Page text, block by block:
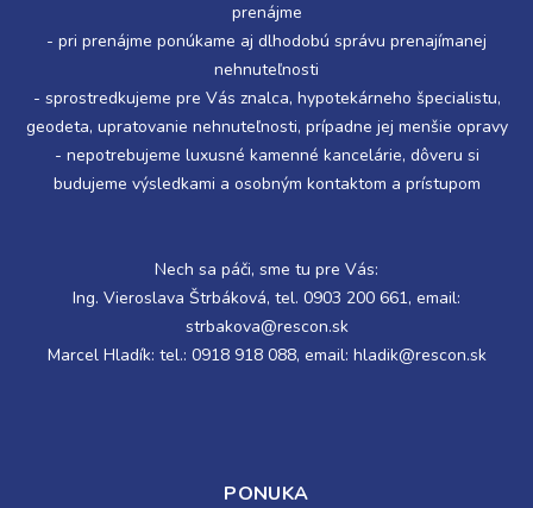
prenájme
- pri prenájme ponúkame aj dlhodobú správu prenajímanej
nehnuteľnosti
- sprostredkujeme pre Vás znalca, hypotekárneho špecialistu,
geodeta, upratovanie nehnuteľnosti, prípadne jej menšie opravy
- nepotrebujeme luxusné kamenné kancelárie, dôveru si
budujeme výsledkami a osobným kontaktom a prístupom
Nech sa páči, sme tu pre Vás:
Ing. Vieroslava Štrbáková, tel. 0903 200 661, email:
strbakova@rescon.sk
Marcel Hladík: tel.: 0918 918 088, email: hladik@rescon.sk
PONUKA